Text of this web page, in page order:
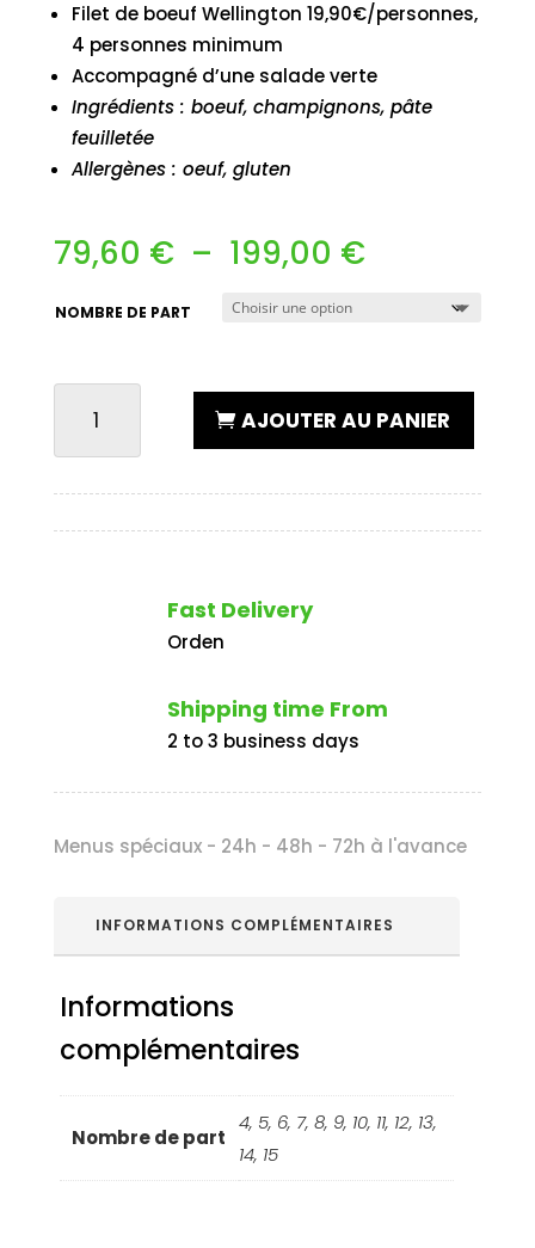
Filet de boeuf Wellington 19,90€/personnes,
4 personnes minimum
Accompagné d’une salade verte
Ingrédients : boeuf, champignons, pâte
feuilletée
Allergènes : oeuf, gluten
79,60 € – 199,00 €Plage
199,00 €
NOMBRE DE PART
FILET
AJOUTER AU PANIER
Fast Delivery
Orden
Shipping time From
2 to 3 business days
Menus spéciaux - 24h - 48h - 72h à l'avance
INFORMATIONS COMPLÉMENTAIRES
Informations
complémentaires
Nombre de part
4, 5, 6, 7, 8, 9, 10, 11, 12, 13,
14, 15